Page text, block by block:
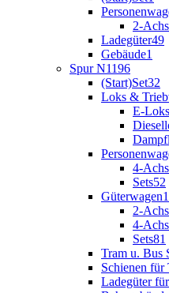
2-
Ladegüter49
Gebäude1
Spur N1196
(Start)Set32
Loks &
E-Loks
4-
Sets52
Güterwagen
2-
4-
Sets81
Tram u. Bus
Schienen für
Ladegüter